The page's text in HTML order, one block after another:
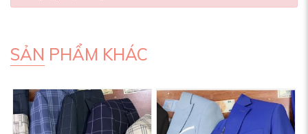
SẢN PHẨM KHÁC